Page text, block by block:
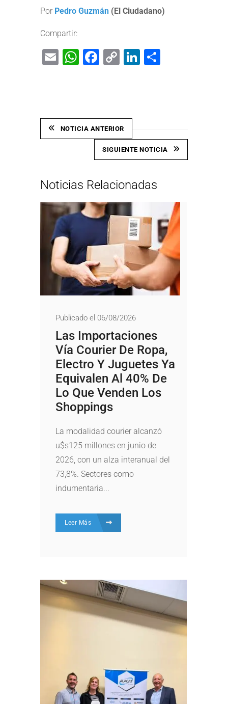
Por Pedro Guzmán (El Ciudadano)
Compartir:
EmailWhatsApp
Facebook
CopyLinkedIn
NOTICIA ANTERIOR
SIGUIENTE NOTICIA
Noticias Relacionadas
Publicado el 06/08/2026
Las Importaciones
Vía Courier De Ropa,
Electro Y Juguetes Ya
Equivalen Al 40% De
Lo Que Venden Los
Shoppings
La modalidad courier alcanzó
u$s125 millones en junio de
2026, con un alza interanual del
73,8%. Sectores como
indumentaria...
Leer Más